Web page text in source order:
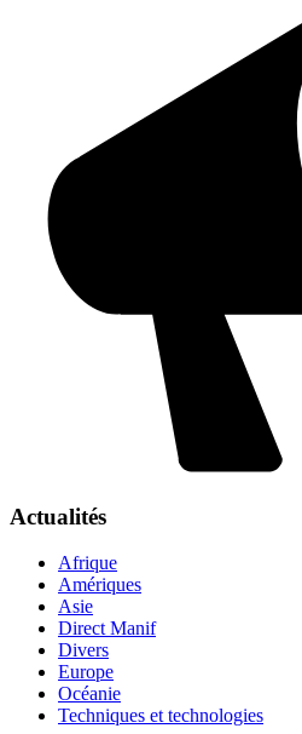
Actualités
Afrique
Amériques
Asie
Direct Manif
Divers
Europe
Océanie
Techniques et technologies